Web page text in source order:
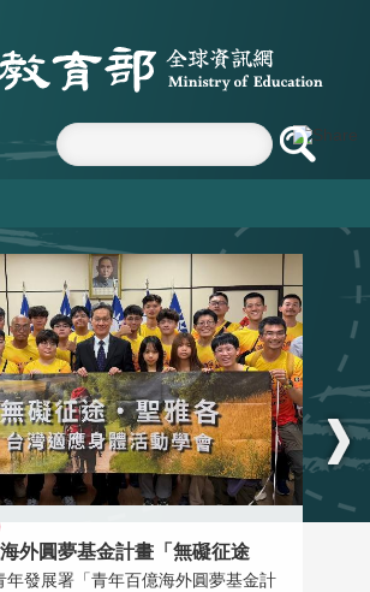
外圓夢基金計畫「無礙征途
年發展署「青年百億海外圓夢基金計